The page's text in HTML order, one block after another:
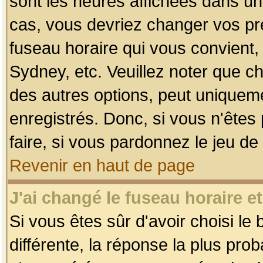
cas, vous devriez changer vos
fuseau horaire qui vous
Sydney, etc. Veuillez noter que
des autres options, peut
enregistrés. Donc, si vous
faire, si vous pardonnez le jeu
Revenir en haut de page
J'ai changé le fuseau horaire
Si vous êtes sûr d'avoir choisi le
différente, la réponse la plus